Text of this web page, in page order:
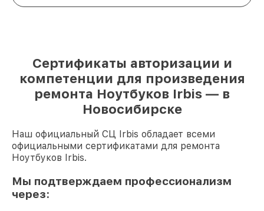
Сертификаты авторизации и
компетенции для произведения
ремонта Ноутбуков Irbis — в
Новосибирске
Наш официальный СЦ Irbis обладает всеми
официальными сертификатами для ремонта
Ноутбуков Irbis.
Мы подтверждаем профессионализм
через: